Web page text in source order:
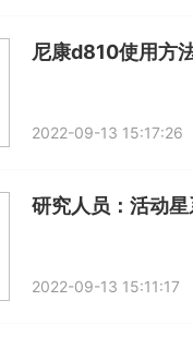
尼康d810使用方
2022-09-13 15:17:26
研究人员：活动
2022-09-13 15:11:17